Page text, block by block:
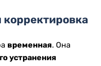
временная. Она
устранения